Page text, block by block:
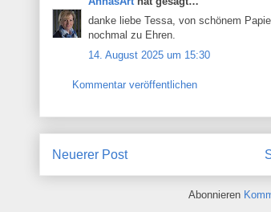
danke liebe Tessa, von schönem
nochmal zu Ehren.
14. August 2025 um 15:30
Kommentar veröffentlichen
Neuerer Post
Abonnieren